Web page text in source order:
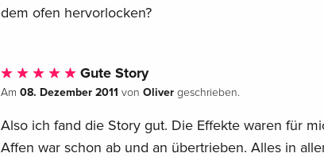
dem ofen hervorlocken?
Gute Story
Am 08. Dezember 2011 von Olivergeschrieben.
Also ich fand die Story gut. Die Effekte waren für
Affen war schon ab und an übertrieben. Alles in